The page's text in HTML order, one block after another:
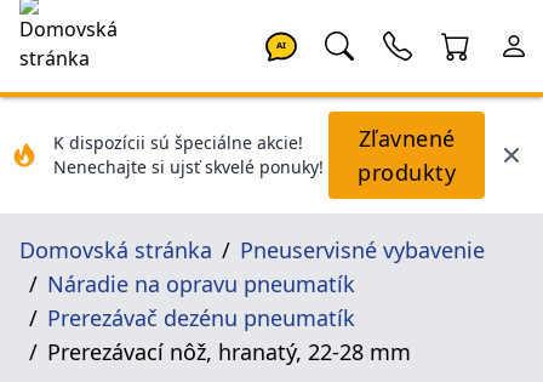
AI
K dispozícii sú špeciálne akcie!
Nenechajte si ujsť skvelé ponuky!
Zľavnené
produkty
Domovská stránka
Pneuservisné vybavenie
Náradie na opravu pneumatík
Prerezávač dezénu pneumatík
Prerezávací nôž, hranatý, 22-28 mm